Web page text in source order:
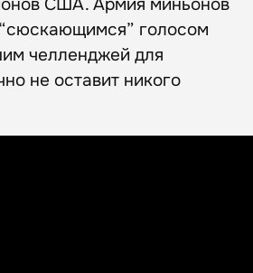
голосом
челленджей для
не оставит никого